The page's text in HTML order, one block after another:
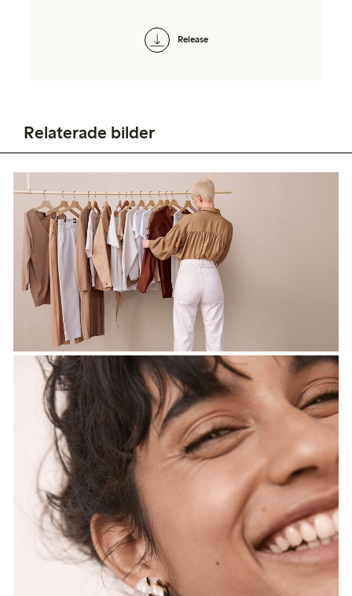
Release
Relaterade bilder